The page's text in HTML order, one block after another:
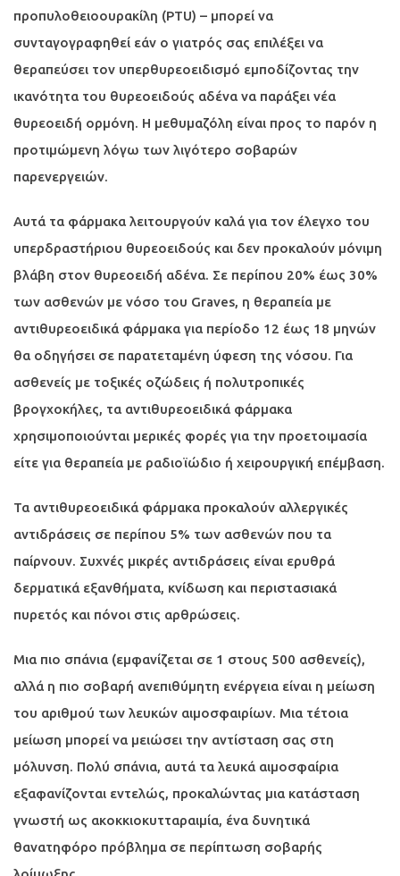
προπυλοθειοουρακίλη (PTU) – μπορεί να
συνταγογραφηθεί εάν ο γιατρός σας επιλέξει να
θεραπεύσει τον υπερθυρεοειδισμό εμποδίζοντας την
ικανότητα του θυρεοειδούς αδένα να παράξει νέα
θυρεοειδή ορμόνη. Η μεθυμαζόλη είναι προς το παρόν η
προτιμώμενη λόγω των λιγότερο σοβαρών
παρενεργειών.
Αυτά τα φάρμακα λειτουργούν καλά για τον έλεγχο του
υπερδραστήριου θυρεοειδούς και δεν προκαλούν μόνιμη
βλάβη στον θυρεοειδή αδένα. Σε περίπου 20% έως 30%
των ασθενών με νόσο του Graves, η θεραπεία με
αντιθυρεοειδικά φάρμακα για περίοδο 12 έως 18 μηνών
θα οδηγήσει σε παρατεταμένη ύφεση της νόσου. Για
ασθενείς με τοξικές οζώδεις ή πολυτροπικές
βρογχοκήλες, τα αντιθυρεοειδικά φάρμακα
χρησιμοποιούνται μερικές φορές για την προετοιμασία
είτε για θεραπεία με ραδιοϊώδιο ή χειρουργική επέμβαση.
Τα αντιθυρεοειδικά φάρμακα προκαλούν αλλεργικές
αντιδράσεις σε περίπου 5% των ασθενών που τα
παίρνουν. Συχνές μικρές αντιδράσεις είναι ερυθρά
δερματικά εξανθήματα, κνίδωση και περιστασιακά
πυρετός και πόνοι στις αρθρώσεις.
Μια πιο σπάνια (εμφανίζεται σε 1 στους 500 ασθενείς),
αλλά η πιο σοβαρή ανεπιθύμητη ενέργεια είναι η μείωση
του αριθμού των λευκών αιμοσφαιρίων. Μια τέτοια
μείωση μπορεί να μειώσει την αντίσταση σας στη
μόλυνση. Πολύ σπάνια, αυτά τα λευκά αιμοσφαίρια
εξαφανίζονται εντελώς, προκαλώντας μια κατάσταση
γνωστή ως ακοκκιοκυτταραιμία, ένα δυνητικά
θανατηφόρο πρόβλημα σε περίπτωση σοβαρής